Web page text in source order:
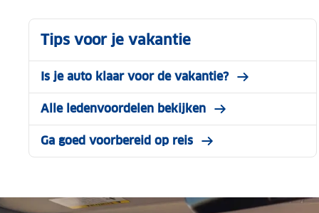
Tips voor je vakantie
Is je auto klaar voor de vakantie?
Alle ledenvoordelen bekijken
Ga goed voorbereid op reis